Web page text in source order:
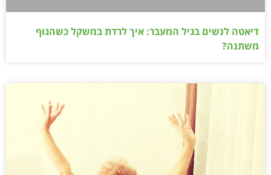
דיאטה לנשים בגיל המעבר: איך לרדת במשקל כשהגוף
משתנה?